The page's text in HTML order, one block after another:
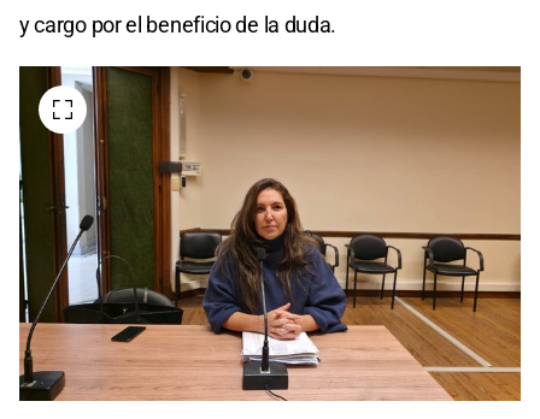
y cargo por el beneficio de la duda.